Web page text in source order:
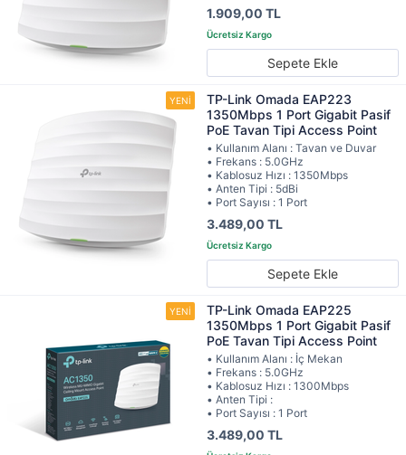
1.909,00 TL
Sepete Ekle
TP-Link Omada EAP223
1350Mbps 1 Port Gigabit Pasif
PoE Tavan Tipi Access Point
• Kullanım Alanı : Tavan ve Duvar
• Frekans : 5.0GHz
• Kablosuz Hızı : 1350Mbps
• Anten Tipi : 5dBi
• Port Sayısı : 1 Port
3.489,00 TL
Sepete Ekle
TP-Link Omada EAP225
1350Mbps 1 Port Gigabit Pasif
PoE Tavan Tipi Access Point
• Kullanım Alanı : İç Mekan
• Frekans : 5.0GHz
• Kablosuz Hızı : 1300Mbps
• Anten Tipi :
• Port Sayısı : 1 Port
3.489,00 TL